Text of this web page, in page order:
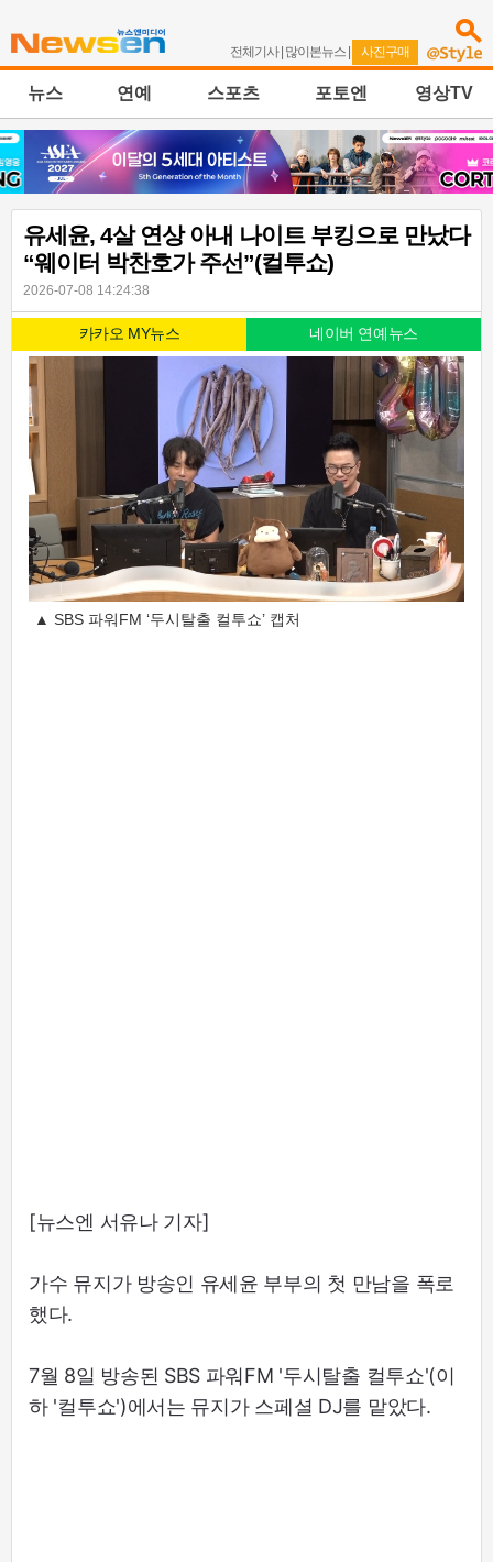
전체기사| 많이본뉴스 | 사진구매
뉴스 연예 스포츠 포토엔 영상TV
유세윤, 4살 연상 아내 나이트 부킹으로 만났다
“웨이터 박찬호가 주선”(컬투쇼)
2026-07-08 14:24:38
카카오 MY뉴스 네이버 연예뉴스
▲ SBS 파워FM ‘두시탈출 컬투쇼’ 캡처
[뉴스엔 서유나 기자]
가수 뮤지가 방송인 유세윤 부부의 첫 만남을 폭로
했다.
7월 8일 방송된 SBS 파워FM '두시탈출 컬투쇼'(이
하 '컬투쇼')에서는 뮤지가 스페셜 DJ를 맡았다.